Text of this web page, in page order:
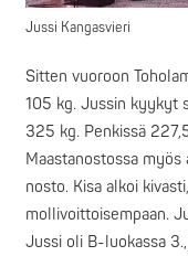
Jussi Kangasvieri
Sitten vuoroon
105 kg. Jussin kyykyt
325 kg. Penkissä
Maastanostossa
nosto. Kisa alkoi
mollivoittoisempaan.
Jussi oli B-luokassa